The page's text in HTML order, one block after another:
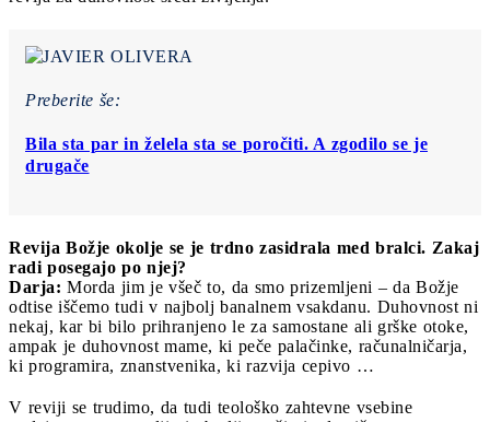
Preberite še:
Bila sta par in želela sta se poročiti. A zgodilo se je
drugače
Revija Božje okolje se je trdno zasidrala med bralci. Zakaj
radi posegajo po njej?
Darja: Morda jim je všeč to, da smo prizemljeni – da Božje
odtise iščemo tudi v najbolj banalnem vsakdanu. Duhovnost ni
nekaj, kar bi bilo prihranjeno le za samostane ali grške otoke,
ampak je duhovnost mame, ki peče palačinke, računalničarja,
ki programira, znanstvenika, ki razvija cepivo …
V reviji se trudimo, da tudi teološko zahtevne vsebine